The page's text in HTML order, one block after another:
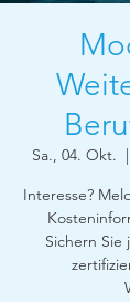
Sa., 04. Okt.
  |
Interesse?
Sichern Sie